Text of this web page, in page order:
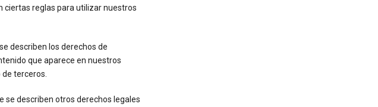
ciertas reglas para utilizar nuestros
describen los derechos de
que aparece en nuestros
terceros.
se describen otros derechos legales